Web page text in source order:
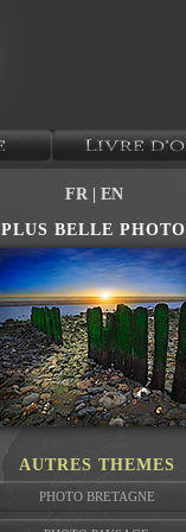
FR
| EN
PLUS BELLE PHOTO
AUTRES THEMES
PHOTO BRETAGNE